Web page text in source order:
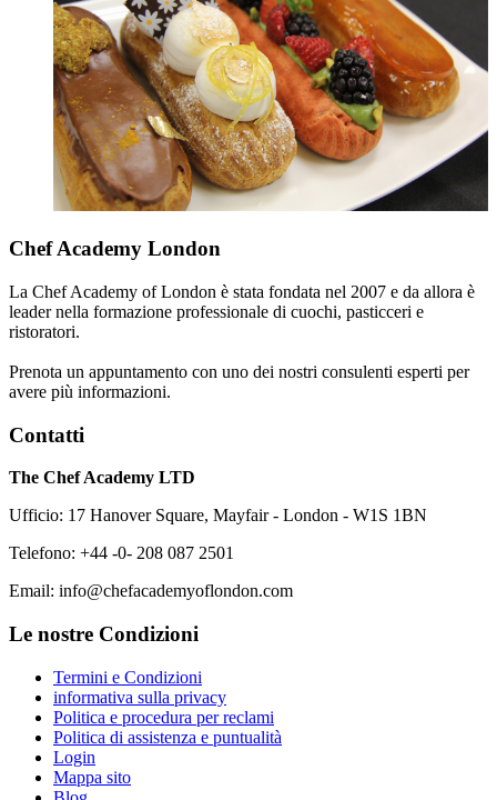
Chef Academy London
La Chef Academy of London è stata fondata nel 2007 e da allora è
leader nella formazione professionale di cuochi, pasticceri e
ristoratori.
Prenota un appuntamento con uno dei nostri consulenti esperti per
avere più informazioni.
Contatti
The Chef Academy LTD
Ufficio: 17 Hanover Square, Mayfair - London - W1S 1BN
Telefono: +44 -0- 208 087 2501
Email: info@chefacademyoflondon.com
Le nostre Condizioni
Termini e Condizioni
informativa sulla privacy
Politica e procedura per reclami
Politica di assistenza e puntualità
Login
Mappa sito